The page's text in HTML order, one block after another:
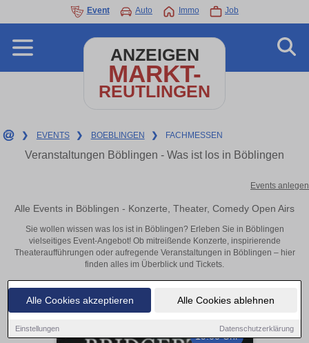
Alle Cookies akzeptieren Alle Cookies ablehnen
Einstellungen Datenschutzerklärung
Event Auto Immo Job
ANZEIGEN
MARKT-
REUTLINGEN
❯ EVENTS ❯ BOEBLINGEN ❯ FACHMESSEN
Veranstaltungen Böblingen - Was ist los in Böblingen
Events anlegen
Alle Events in Böblingen - Konzerte, Theater, Comedy Open Airs
Sie wollen wissen was los ist in Böblingen? Erleben Sie in Böblingen
vielseitiges Event-Angebot! Ob mitreißende Konzerte, inspirierende
Theateraufführungen oder aufregende Veranstaltungen in Böblingen – hier
finden alles im Überblick und Tickets.
19:00 Uhr